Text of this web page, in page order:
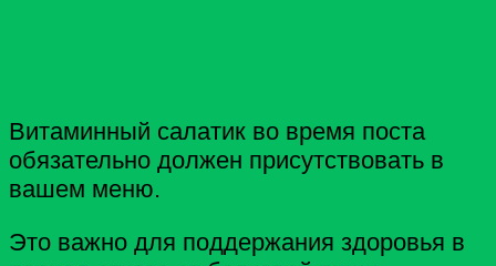
Витаминный салатик во время поста
обязательно должен присутствовать в
вашем меню.
Это важно для поддержания здоровья в